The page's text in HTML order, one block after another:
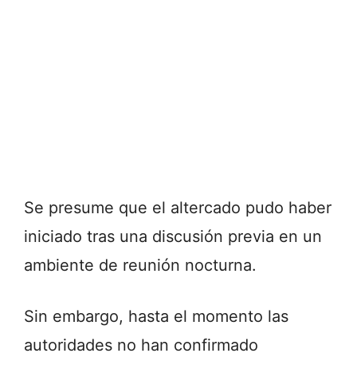
Se presume que el altercado pudo haber
iniciado tras una discusión previa en un
ambiente de reunión nocturna.
Sin embargo, hasta el momento las
autoridades no han confirmado